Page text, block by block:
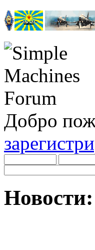
Добро
Новости: